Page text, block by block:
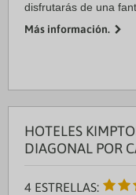
disfrutarás de una
Catedral de
Más información.
HOTELES
DIAGONAL POR
4 ESTRELLAS: